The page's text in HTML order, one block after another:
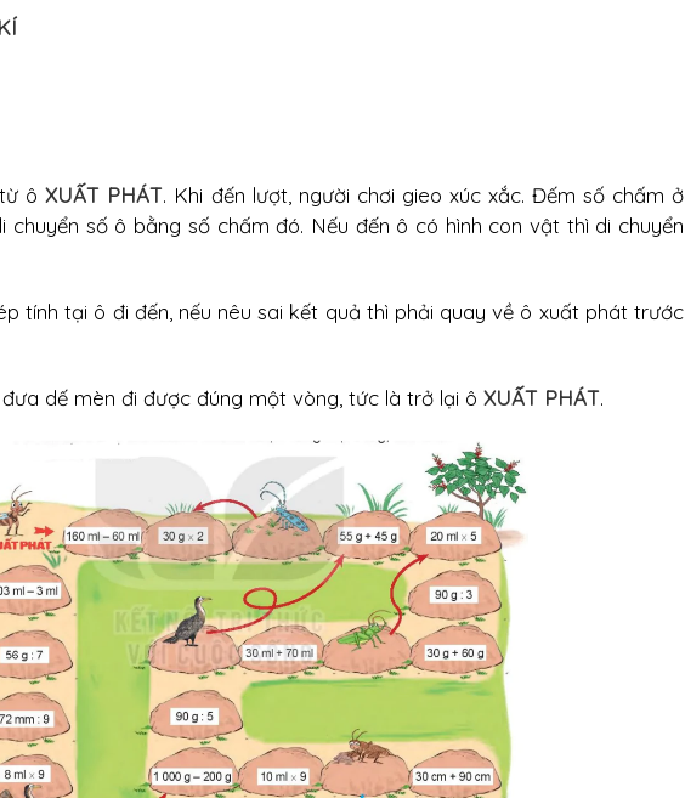
từ ôXUẤT PHÁT. Khi đến lượt, người chơi gieo xúc xắc. Đếm số chấm ở
chuyển số ô bằng số chấm đó. Nếu đến ô có hình con vật thì di chuyển
tính tại ô đi đến, nếu nêu sai kết quả thì phải quay về ô xuất phát trước
dế mèn đi được đúng một vòng, tức là trở lại ô XUẤT PHÁT.